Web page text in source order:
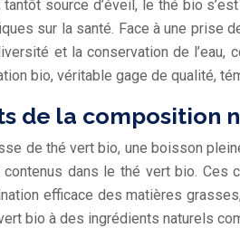
tantôt source d’éveil, le thé bio
sur la santé. Face à une prise
et la conservation de l’eau,
bio, véritable gage de qualité,
de la composition
de thé vert bio, une boisson
dans le thé vert bio. Ces
efficace des matières
bio à des ingrédients naturels